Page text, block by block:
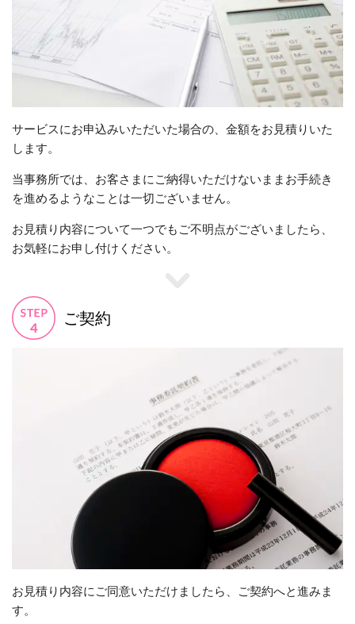
サービスにお申込みいただいた場合の、金額をお見積りいた
します。
当事務所では、お客さまにご納得いただけないままお手続き
を進めるようなことは一切ございません。
お見積り内容について一つでもご不明点がございましたら、
お気軽にお申し付けください。
ご契約
お見積り内容にご同意いただけましたら、ご契約へと進みま
す。